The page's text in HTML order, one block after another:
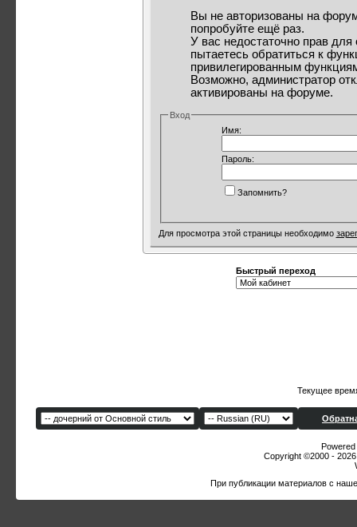
Вы не авторизованы на
попробуйте ещё раз.
У вас недостаточно прав
пытаетесь обратиться к
привилегированным
Возможно, администратор
активированы на форуме.
Вход
Имя:
Пароль:
Запомнить?
Для просмотра этой страницы необходимо
Быстрый переход
Текущее
Copyright ©2000 -
При публикации материалов с